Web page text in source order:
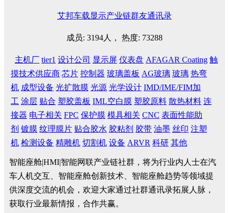
艾邦车载显示产业链群友通讯录
成员: 3194人， 热度: 73288
主机厂 tier1 设计公司 显示屏 仪表盘 AFAGAR Coating 触
摸技术供应商 芯片 控制器 玻璃盖板 AG玻璃 玻璃 热弯
机 成型设备 光扩散膜 光源 光学设计 IMD/IME/FIM加
工 涂层 贴合 塑胶盖板 IML空白膜 塑胶原料 散热材料 连
接器 电子相关 FPC 保护膜 模具相关 CNC 表面性能助
剂 镀膜 纹理膜片 贴合胶水 胶粘剂 胶带 油墨 丝印 注塑
机 检测设备 精雕机 切割机 设备 ARVR 科研 其他
智能座舱|HMI|智能网联产业链社群，将为行业内人士在汽
车人机交互、智能座舱创新技术、智能座舱趋势等领域提
供深度交流的机会，欢迎大家通过社群通讯录拓展人脉，
获取行业最新情报，合作共赢。